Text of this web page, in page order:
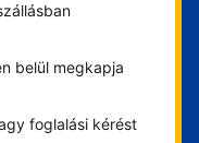
belül megkapja
foglalási kérést